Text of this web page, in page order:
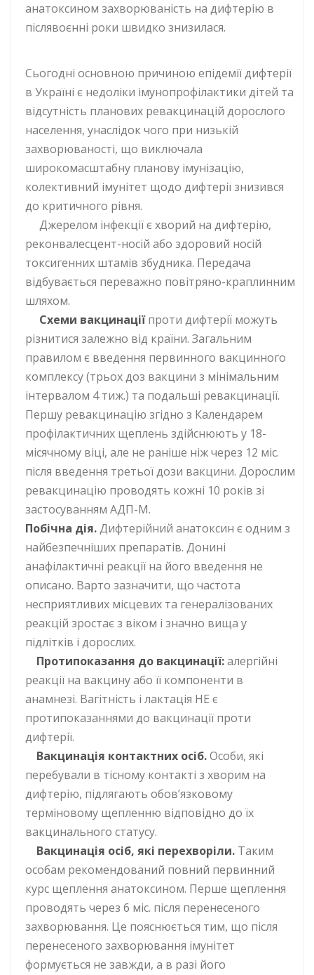
анатоксином захворюваність на дифтерію в
післявоєнні роки швидко знизилася.
Сьогодні основною причиною епідемії дифтерії
в Україні є недоліки імунопрофілактики дітей та
відсутність планових ревакцинацій дорослого
населення, унаслідок чого при низькій
захворюваності, що виключала
широкомасштабну планову імунізацію,
колективний імунітет щодо дифтерії знизився
до критичного рівня.
Джерелом інфекції є хворий на дифтерію,
реконвалесцент-носій або здоровий носій
токсигенних штамів збудника. Передача
відбувається переважно повітряно-краплинним
шляхом.
Схеми вакцинаціїпроти дифтерії можуть
різнитися залежно від країни. Загальним
правилом є введення первинного вакцинного
комплексу (трьох доз вакцини з мінімальним
інтервалом 4 тиж.) та подальші ревакцинації.
Першу ревакцинацію згідно з Календарем
профілактичних щеплень здійснюють у 18-
місячному віці, але не раніше ніж через 12 міс.
після введення третьої дози вакцини. Дорослим
ревакцинацію проводять кожні 10 років зі
застосуванням АДП-М.
Побічна дія.Дифтерійний анатоксин є одним з
найбезпечніших препаратів. Донині
анафілактичні реакції на його введення не
описано. Варто зазначити, що частота
несприятливих місцевих та генералізованих
реакцій зростає з віком і значно вища у
підлітків і дорослих.
Протипоказання до вакцинації:алергійні
реакції на вакцину або її компоненти в
анамнезі. Вагітність і лактація НЕ є
протипоказаннями до вакцинації проти
дифтерії.
Вакцинація контактних осіб.Особи, які
перебували в тісному контакті з хворим на
дифтерію, підлягають обов’язковому
терміновому щепленню відповідно до їх
вакцинального статусу.
Вакцинація осіб, які перехворіли. Таким
особам рекомендований повний первинний
курс щеплення анатоксином. Перше щеплення
проводять через 6 міс. після перенесеного
захворювання. Це пояснюється тим, що після
перенесеного захворювання імунітет
формується не завжди, а в разі його